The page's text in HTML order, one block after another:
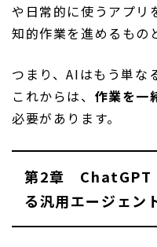
や日常的に使うアプリ
知的作業を進めるもの
つまり、AIはもう単な
これからは、 作業を一
必要があります。
第2章 ChatGPT
る汎用エージェン